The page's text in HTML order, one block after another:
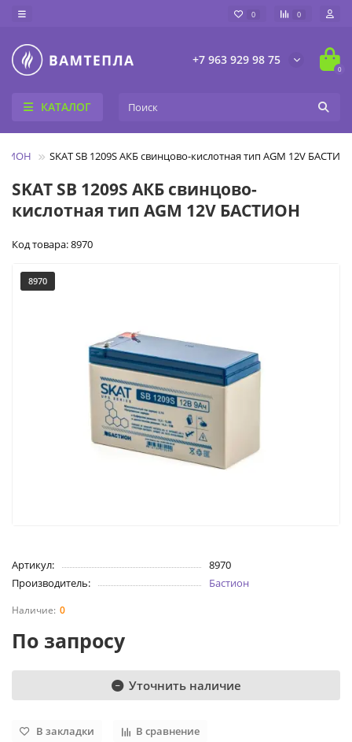
0 0
+7 963 929 98 75
0
КАТАЛОГ
SKAT SB 1209S АКБ свинцово-кислотная тип AGM 12V
SKAT SB 1209S АКБ свинцово-
кислотная тип AGM 12V БАСТИОН
Код товара: 8970
8970
Артикул:
8970
Производитель:
Бастион
0
По запросу
Уточнить наличие
В закладки В сравнение